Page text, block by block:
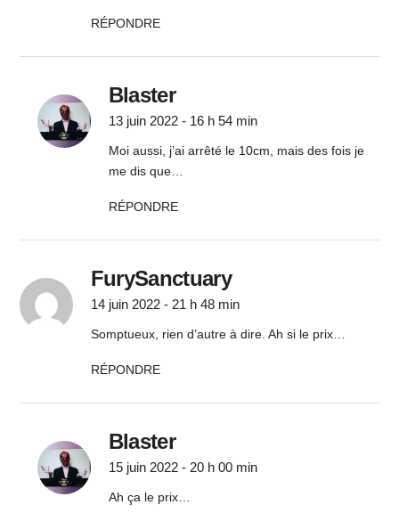
RÉPONDRE
Blaster
13 juin 2022 - 16 h 54 min
Moi aussi, j’ai arrêté le 10cm, mais des fois je
me dis que…
RÉPONDRE
FurySanctuary
14 juin 2022 - 21 h 48 min
Somptueux, rien d’autre à dire. Ah si le prix…
RÉPONDRE
Blaster
15 juin 2022 - 20 h 00 min
Ah ça le prix…